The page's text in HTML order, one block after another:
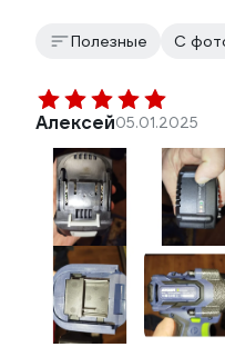
Полезные С
Алексей05.01.2025